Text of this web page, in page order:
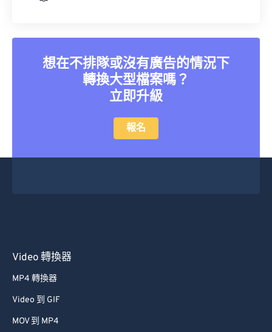
想在不排隊或沒有廣告的情況下
轉換大型檔案嗎？
立即升級
報名
Video 轉換器
MP4 轉換器
Video 到 GIF
MOV 到 MP4